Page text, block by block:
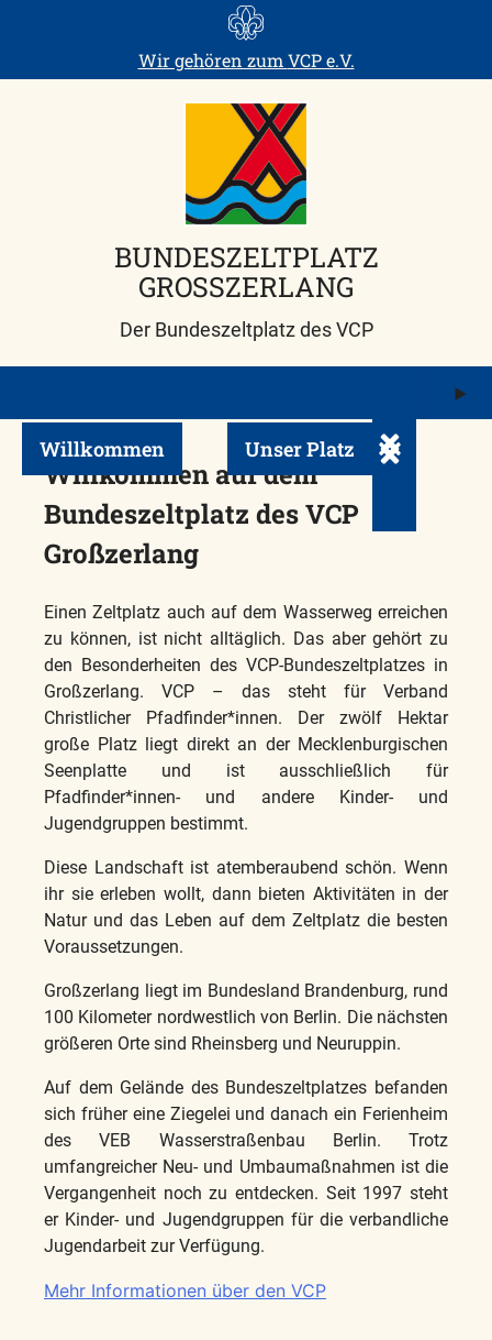
Wir gehören zum VCP e.V.
BUNDESZELTPLATZ
GROSSZERLANG
Der Bundeszeltplatz des VCP
Willkommen Unser Platz Untermenü
Willkommen auf dem
Bundeszeltplatz des VCP
Großzerlang
Einen Zeltplatz auch auf dem Wasserweg erreichen
zu können, ist nicht alltäglich. Das aber gehört zu
den Besonderheiten des VCP-Bundeszeltplatzes in
Großzerlang. VCP – das steht für Verband
Christlicher Pfadfinder*innen. Der zwölf Hektar
große Platz liegt direkt an der Mecklenburgischen
Seenplatte und ist ausschließlich für
Pfadfinder*innen- und andere Kinder- und
Jugendgruppen bestimmt.
Diese Landschaft ist atemberaubend schön. Wenn
ihr sie erleben wollt, dann bieten Aktivitäten in der
Natur und das Leben auf dem Zeltplatz die besten
Voraussetzungen.
Großzerlang liegt im Bundesland Brandenburg, rund
100 Kilometer nordwestlich von Berlin. Die nächsten
größeren Orte sind Rheinsberg und Neuruppin.
Auf dem Gelände des Bundeszeltplatzes befanden
sich früher eine Ziegelei und danach ein Ferienheim
des VEB Wasserstraßenbau Berlin. Trotz
umfangreicher Neu- und Umbaumaßnahmen ist die
Vergangenheit noch zu entdecken. Seit 1997 steht
er Kinder- und Jugendgruppen für die verbandliche
Jugendarbeit zur Verfügung.
Mehr Informationen über den VCP